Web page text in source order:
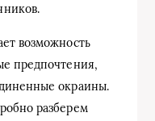
возможность
предпочтения,
окраины.
разберем